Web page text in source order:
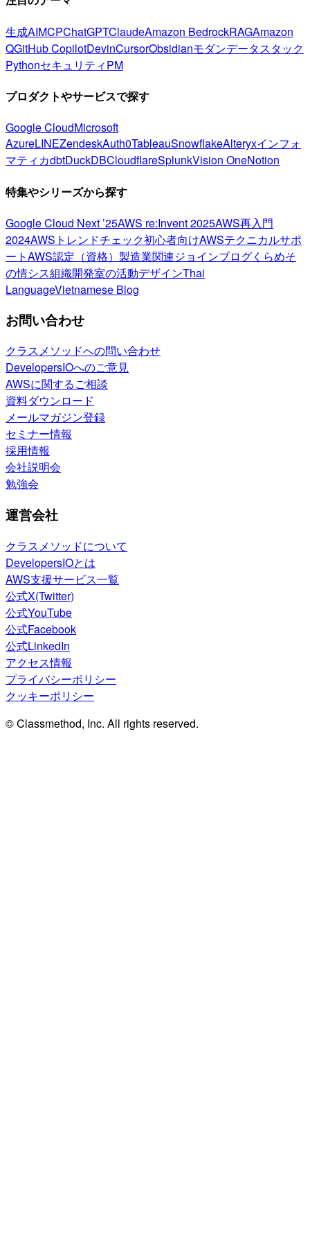
生成AIMCPChatGPTClaudeAmazon BedrockRAGAmazon
QGitHub CopilotDevinCursorObsidianモダンデータスタック
PythonセキュリティPM
プロダクトやサービスで探す
Google CloudMicrosoft
AzureLINEZendeskAuth0TableauSnowflakeAlteryxインフォ
マティカdbtDuckDBCloudflareSplunkVision OneNotion
特集やシリーズから探す
Google Cloud Next ’25AWS re:Invent 2025AWS再入門
2024AWSトレンドチェック初心者向けAWSテクニカルサポ
ートAWS認定（資格） 製造業関連ジョインブログくらめそ
の情シス組織開発室の活動デザインThai
LanguageVietnamese Blog
お問い合わせ
クラスメソッドへの問い合わせ
DevelopersIOへのご意見
AWSに関するご相談
資料ダウンロード
メールマガジン登録
セミナー情報
採用情報
会社説明会
勉強会
運営会社
クラスメソッドについて
DevelopersIOとは
AWS支援サービス一覧
公式X(Twitter)
公式YouTube
公式Facebook
公式LinkedIn
アクセス情報
プライバシーポリシー
クッキーポリシー
© Classmethod, Inc. All rights reserved.